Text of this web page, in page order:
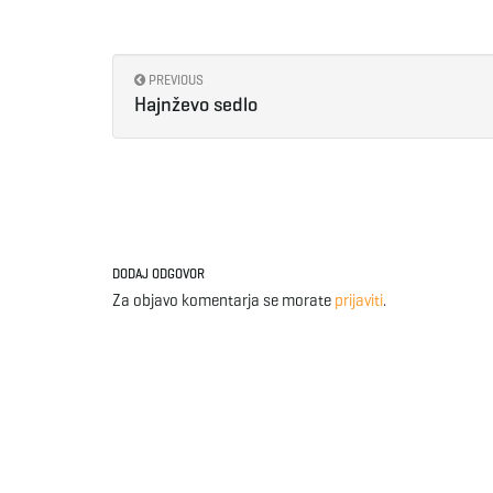
PREVIOUS
Hajnževo sedlo
DODAJ ODGOVOR
Za objavo komentarja se morate prijaviti.